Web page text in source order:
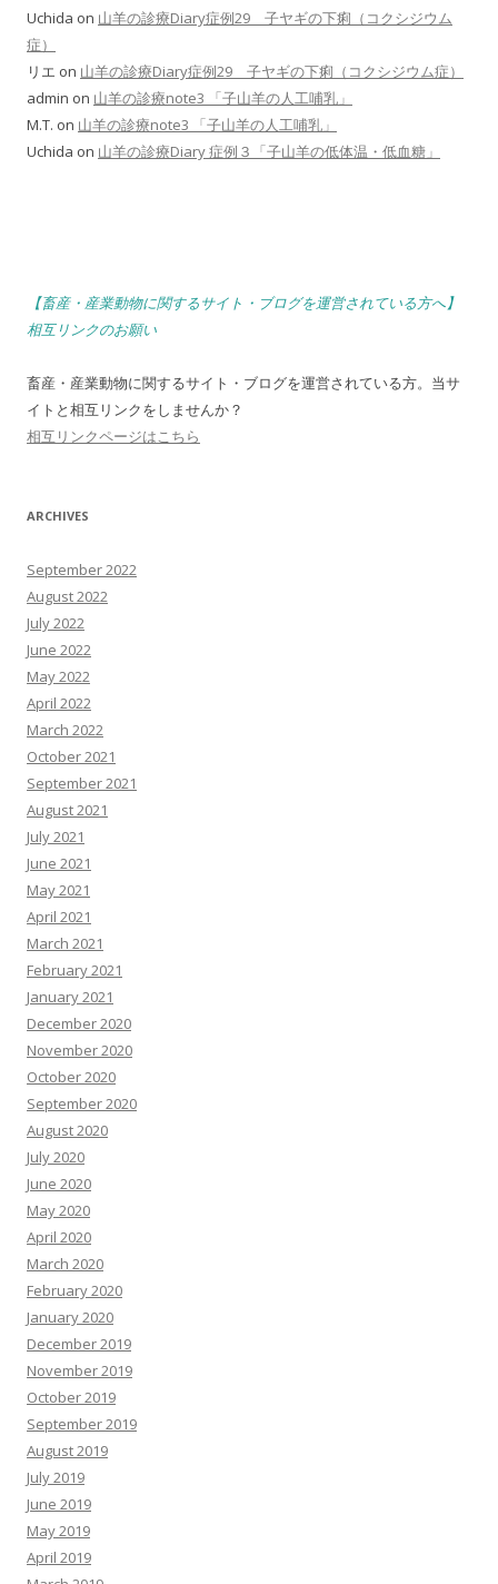
Uchida on 山羊の診療Diary症例29 子ヤギの下痢（コクシジウム
症）
リエ on 山羊の診療Diary症例29 子ヤギの下痢（コクシジウム症）
admin on 山羊の診療note3 「子山羊の人工哺乳」
M.T. on 山羊の診療note3 「子山羊の人工哺乳」
Uchida on 山羊の診療Diary 症例３「子山羊の低体温・低血糖」
【畜産・産業動物に関するサイト・ブログを運営されている方へ】
相互リンクのお願い
畜産・産業動物に関するサイト・ブログを運営されている方。当サ
イトと相互リンクをしませんか？
相互リンクページはこちら
ARCHIVES
September 2022
August 2022
July 2022
June 2022
May 2022
April 2022
March 2022
October 2021
September 2021
August 2021
July 2021
June 2021
May 2021
April 2021
March 2021
February 2021
January 2021
December 2020
November 2020
October 2020
September 2020
August 2020
July 2020
June 2020
May 2020
April 2020
March 2020
February 2020
January 2020
December 2019
November 2019
October 2019
September 2019
August 2019
July 2019
June 2019
May 2019
April 2019